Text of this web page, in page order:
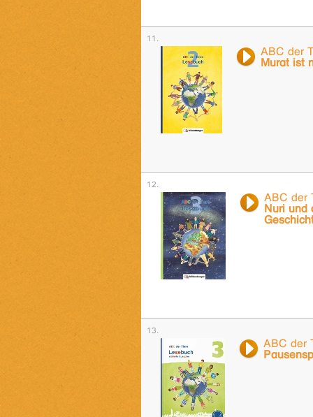
ABC der
Murat ist
ABC der
Nuri und
ABC der